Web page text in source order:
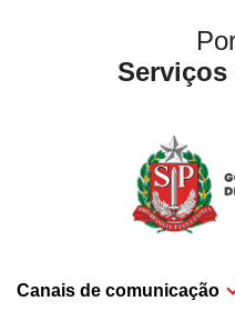
Serviços
Canais de comunicação